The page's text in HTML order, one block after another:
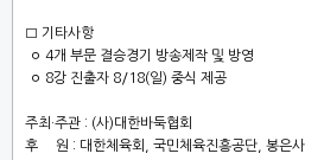
□ 기타사항
ㅇ 4개 부문 결승경기 방송제작 및 방영
ㅇ 8강 진출자 8/18(일) 중식 제공
주최 ·주관 : (사)대한바둑협회
후 원 : 대한체육회 국민체육진흥공단 봉은사